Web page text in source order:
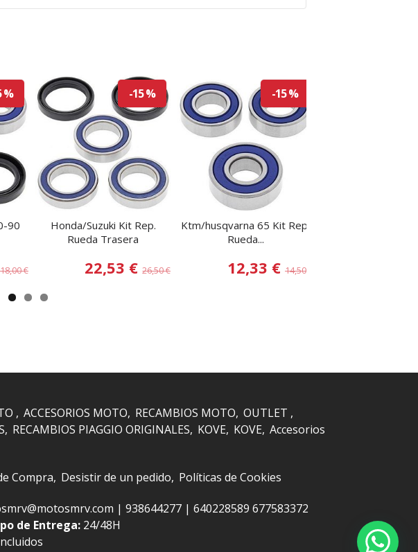
%
90
18,00 €
-15 %
Honda/Suzuki Kit Rep.
Rueda Trasera
22,53 €26,50 €
-15 %
Ktm/husqvarna 65 Kit Rep.
Rueda...
12,33 € 14,50 €
ACCESORIOS MOTO RECAMBIOS MOTO OUTLET
RECAMBIOS PIAGGIO ORIGINALES KOVE KOVE Accesorios
Compra Desistir de un pedido Políticas de Cookies
| 938644277| 640228589 677583372
de Entrega: 24/48H